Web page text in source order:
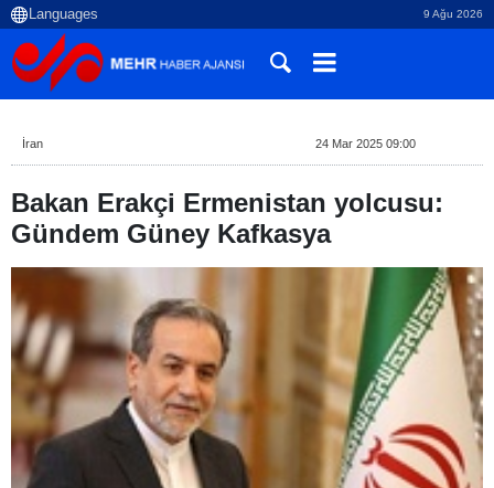
9 Ağu 2026
İran 24 Mar 2025 09:00
Bakan Erakçi Ermenistan yolcusu:
Gündem Güney Kafkasya